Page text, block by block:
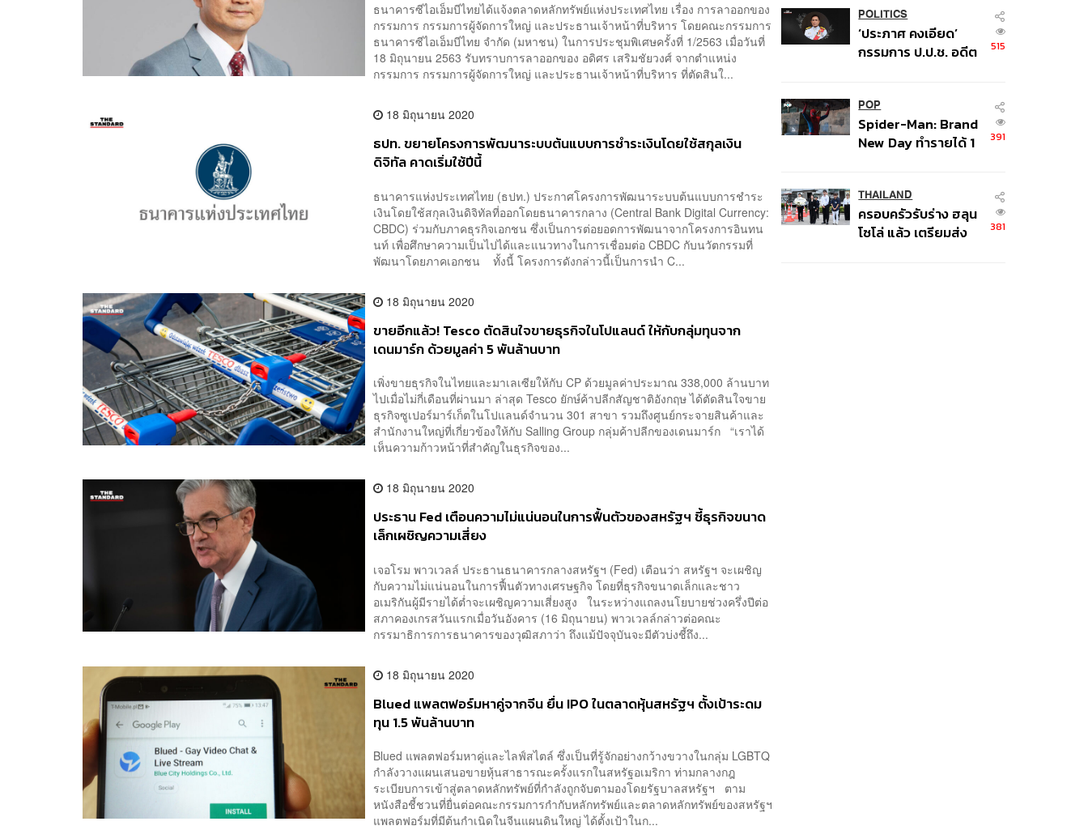
ธนาคารซีไอเอ็มบีไทยได้แจ้งตลาดหลักทรัพย์แห่งประเทศไทย เรื่อง การลาออกของ
กรรมการ กรรมการผู้จัดการใหญ่ และประธานเจ้าหน้าที่บริหาร โดยคณะกรรมการ
ธนาคารซีไอเอ็มบีไทย จำกัด (มหาชน) ในการประชุมพิเศษครั้งที่ 1/2563 เมื่อวันที่
18 มิถุนายน 2563 รับทราบการลาออกของ อดิศร เสริมชัยวงศ์ จากตำแหน่ง
กรรมการ กรรมการผู้จัดการใหญ่ และประธานเจ้าหน้าที่บริหาร ที่ตัดสินใ...
18 มิถุนายน 2020
ธปท. ขยายโครงการพัฒนาระบบต้นแบบการชำระเงินโดยใช้สกุลเงิน
ดิจิทัล คาดเริ่มใช้ปีนี้
ธนาคารแห่งประเทศไทย (ธปท.) ประกาศโครงการพัฒนาระบบต้นแบบการชำระ
เงินโดยใช้สกุลเงินดิจิทัลที่ออกโดยธนาคารกลาง (Central Bank Digital Currency:
CBDC) ร่วมกับภาคธุรกิจเอกชน ซึ่งเป็นการต่อยอดการพัฒนาจากโครงการอินทน
นท์ เพื่อศึกษาความเป็นไปได้และแนวทางในการเชื่อมต่อ CBDC กับนวัตกรรมที่
พัฒนาโดยภาคเอกชน ทั้งนี้ โครงการดังกล่าวนี้เป็นการนำ C...
18 มิถุนายน 2020
ขายอีกแล้ว! Tesco ตัดสินใจขายธุรกิจในโปแลนด์ ให้กับกลุ่มทุนจาก
เดนมาร์ก ด้วยมูลค่า 5 พันล้านบาท
เพิ่งขายธุรกิจในไทยและมาเลเซียให้กับ CP ด้วยมูลค่าประมาณ 338,000 ล้านบาท
ไปเมื่อไม่กี่เดือนที่ผ่านมา ล่าสุด Tesco ยักษ์ค้าปลีกสัญชาติอังกฤษ ได้ตัดสินใจขาย
ธุรกิจซูเปอร์มาร์เก็ตในโปแลนด์จำนวน 301 สาขา รวมถึงศูนย์กระจายสินค้าและ
สำนักงานใหญ่ที่เกี่ยวข้องให้กับ Salling Group กลุ่มค้าปลีกของเดนมาร์ก “เราได้
เห็นความก้าวหน้าที่สำคัญในธุรกิจของ...
18 มิถุนายน 2020
ประธาน Fed เตือนความไม่แน่นอนในการฟื้นตัวของสหรัฐฯ ชี้ธุรกิจขนาด
เล็กเผชิญความเสี่ยง
เจอโรม พาวเวลล์ ประธานธนาคารกลางสหรัฐฯ (Fed) เตือนว่า สหรัฐฯ จะเผชิญ
กับความไม่แน่นอนในการฟื้นตัวทางเศรษฐกิจ โดยที่ธุรกิจขนาดเล็กและชาว
อเมริกันผู้มีรายได้ต่ำจะเผชิญความเสี่ยงสูง ในระหว่างแถลงนโยบายช่วงครึ่งปีต่อ
สภาคองเกรสวันแรกเมื่อวันอังคาร (16 มิถุนายน) พาวเวลล์กล่าวต่อคณะ
กรรมาธิการการธนาคารของวุฒิสภาว่า ถึงแม้ปัจจุบันจะมีตัวบ่งชี้ถึง...
18 มิถุนายน 2020
Blued แพลตฟอร์มหาคู่จากจีน ยื่น IPO ในตลาดหุ้นสหรัฐฯ ตั้งเป้าระดม
ทุน 1.5 พันล้านบาท
Blued แพลตฟอร์มหาคู่และไลฟ์สไตล์ ซึ่งเป็นที่รู้จักอย่างกว้างขวางในกลุ่ม LGBTQ
กำลังวางแผนเสนอขายหุ้นสาธารณะครั้งแรกในสหรัฐอเมริกา ท่ามกลางกฎ
ระเบียบการเข้าสู่ตลาดหลักทรัพย์ที่กำลังถูกจับตามองโดยรัฐบาลสหรัฐฯ ตาม
หนังสือชี้ชวนที่ยื่นต่อคณะกรรมการกำกับหลักทรัพย์และตลาดหลักทรัพย์ของสหรัฐฯ
แพลตฟอร์มที่มีต้นกำเนิดในจีนแผนดินใหญ่ ได้ตั้งเป้าในก...
เงินผิดวัตถุประสงค์-ให้
ข้อมูลเท็จ เตรียม
ดำเนินคดีเด็ดขาด
POLITICS
‘ประภาศ คงเอียด’
กรรมการ ป.ป.ช. อดีต
515
POP
Spider-Man: Brand
New Day ทำรายได้ 1
391
THAILAND
ครอบครัวรับร่าง ฮลุน
โซโล่ แล้ว เตรียมส่ง
381